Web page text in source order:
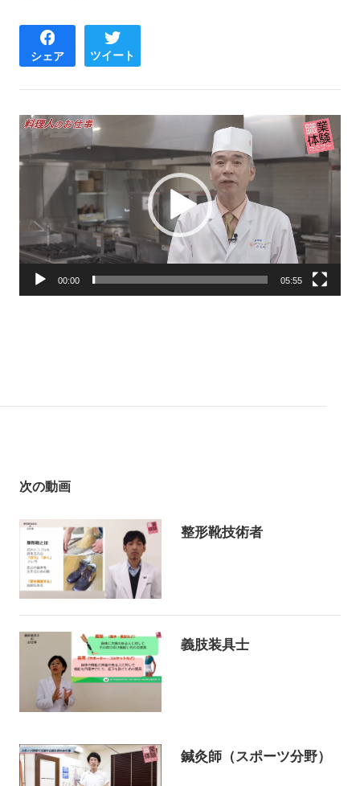
シェア ツイート
動
プ
ー
ヤ
00:00 05:55
次の動画
整形靴技術者
義肢装具士
鍼灸師（スポーツ分野）